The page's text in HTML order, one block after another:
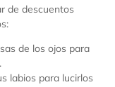
de descuentos
de los ojos para
labios para lucirlos